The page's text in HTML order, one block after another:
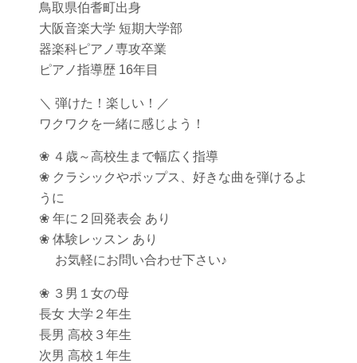
鳥取県伯耆町出身
大阪音楽大学 短期大学部
器楽科ピアノ専攻卒業
ピアノ指導歴 16年目
＼ 弾けた！楽しい！／
ワクワクを一緒に感じよう！
❀ ４歳～高校生まで幅広く指導
❀ クラシックやポップス、好きな曲を弾けるよ
うに
❀ 年に２回発表会 あり
❀ 体験レッスン あり
お気軽にお問い合わせ下さい♪
❀ ３男１女の母
長女 大学２年生
長男 高校３年生
次男 高校１年生